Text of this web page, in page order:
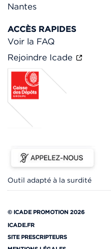
Nantes
ACCÈS RAPIDES
Voir la FAQ
Rejoindre Icade
Outil adapté à la surdité
© ICADE PROMOTION 2026
ICADE.FR
SITE PRESCRIPTEURS